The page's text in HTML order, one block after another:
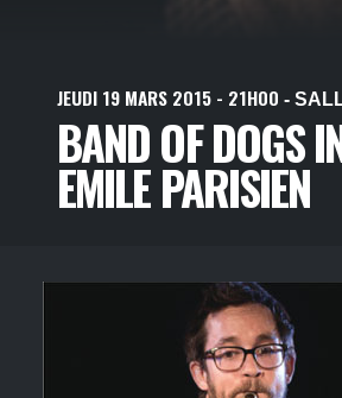
JEUDI 19 MARS 2015 - 21H00 -
BAND OF DOGS
EMILE PARISIEN